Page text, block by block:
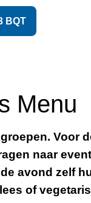
BQT
Menu
Voor
naar
avond zelf
of